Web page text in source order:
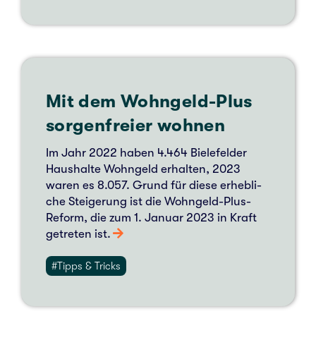
Mit dem Wohn­­­geld-Plus
sor­gen­frei­er wohnen
Im Jahr 2022 haben 4.464 Bie­le­fel­der
Haus­hal­te Wohn­geld erhal­ten, 2023
waren es 8.057. Grund für diese erheb­li­
che Stei­ge­rung ist die Wohn­­geld-Plus-
Reform, die zum 1. Januar 2023 in Kraft
getre­ten ist.
#Tipps & Tricks